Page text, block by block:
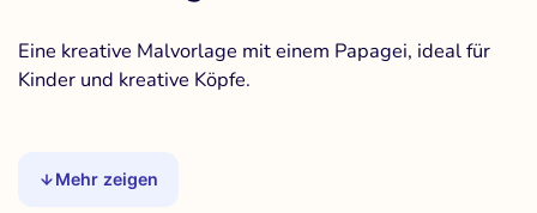
Eine kreative Malvorlage mit einem Papagei, ideal für
Kinder und kreative Köpfe.
Mehr zeigen